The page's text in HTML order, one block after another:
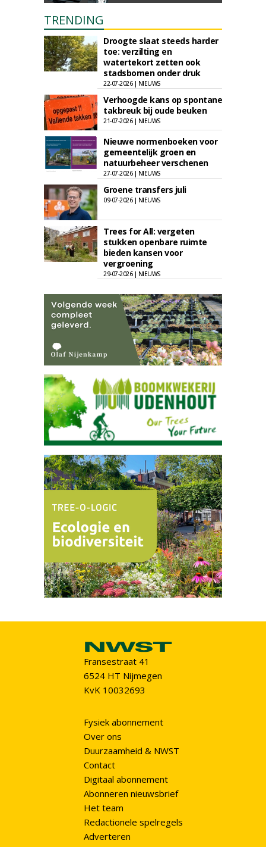
TRENDING
Droogte slaat steeds harder
toe: verzilting en
watertekort zetten ook
stadsbomen onder druk
22-07-2026 | NIEUWS
Verhoogde kans op spontane
takbreuk bij oude beuken
21-07-2026 | NIEUWS
Nieuwe normenboeken voor
gemeentelijk groen en
natuurbeheer verschenen
27-07-2026 | NIEUWS
Groene transfers juli
09-07-2026 | NIEUWS
Trees for All: vergeten
stukken openbare ruimte
bieden kansen voor
vergroening
29-07-2026 | NIEUWS
Fransestraat 41
6524 HT Nijmegen
KvK 10032693
Fysiek abonnement
Over ons
Duurzaamheid & NWST
Contact
Digitaal abonnement
Abonneren nieuwsbrief
Het team
Redactionele spelregels
Adverteren